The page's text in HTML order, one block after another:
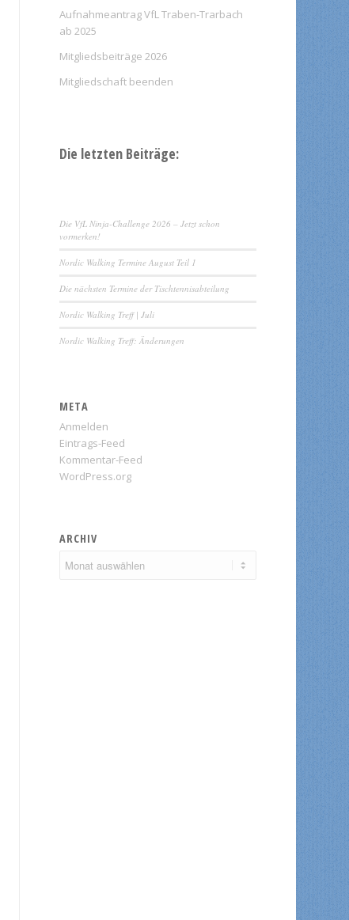
Aufnahmeantrag VfL Traben-Trarbach
ab 2025
Mitgliedsbeiträge 2026
Mitgliedschaft beenden
Die letzten Beiträge:
Die VfL Ninja-Challenge 2026 – Jetzt schon
vormerken!
Nordic Walking Termine August Teil 1
Die nächsten Termine der Tischtennisabteilung
Nordic Walking Treff | Juli
Nordic Walking Treff: Änderungen
META
Anmelden
Eintrags-Feed
Kommentar-Feed
WordPress.org
ARCHIV